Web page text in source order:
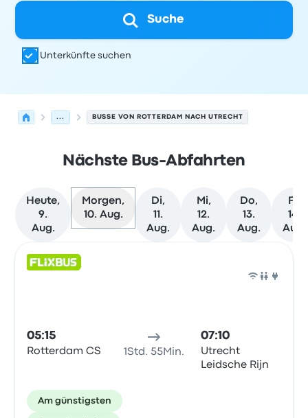
Suche
Unterkünfte suchen
... BUSSE VON ROTTERDAM NACH UTRECHT
Nächste Bus-Abfahrten
Heute,
9.
Aug.
Morgen,
10. Aug.
Di,
11.
Aug.
Mi,
12.
Aug.
Do,
13.
Aug.
Fr,
14.
Aug.
05:15
Rotterdam CS 1Std. 55Min.
07:10
Utrecht
Leidsche Rijn
Am günstigsten